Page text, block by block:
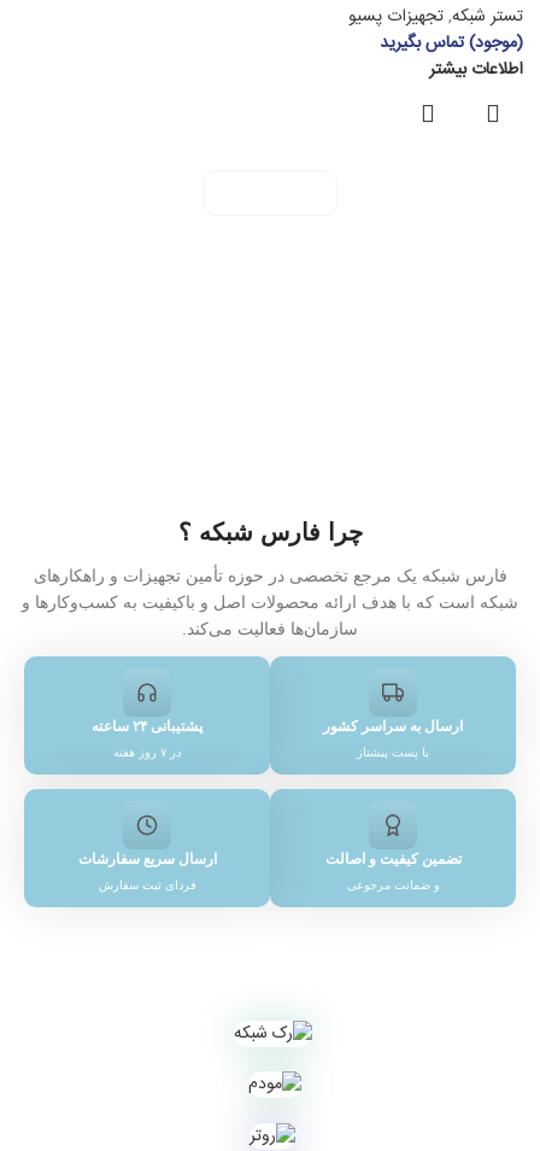
تستر شبکه,تجهیزات پسیو
(موجود) تماس بگیرید
اطلاعات بیشتر
چرا فارس شبکه ؟
فارس شبکه یک مرجع تخصصی در حوزه تأمین تجهیزات و راهکارهای
شبکه است که با هدف ارائه محصولات اصل و باکیفیت به کسب‌وکارها و
سازمان‌ها فعالیت می‌کند.
ارسال به سراسر کشور
با پست پیشتاز
پشتیبانی ۲۴ ساعته
در ۷ روز هفته
تضمین کیفیت و اصالت
و ضمانت مرجوعی
ارسال سریع سفارشات
فردای ثبت سفارش